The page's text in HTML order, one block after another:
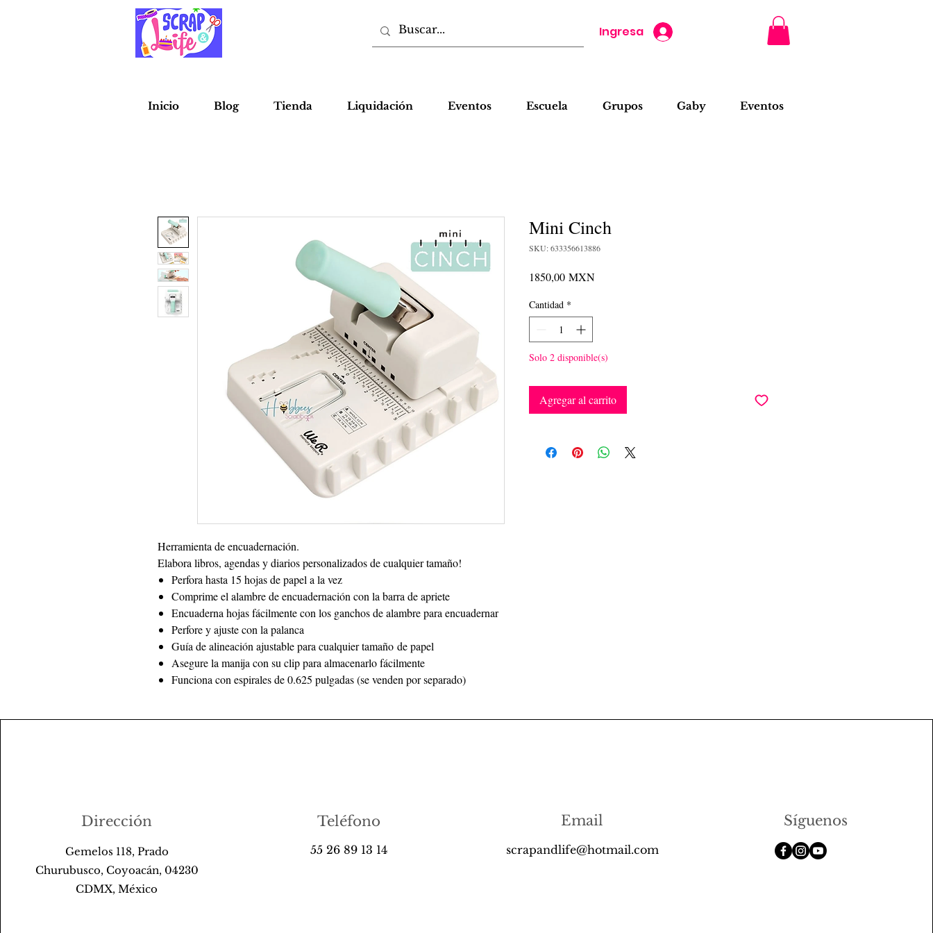
Ingresa
Inicio Blog Tienda Liquidación Eventos Escuela Grupos Gaby Eventos
Herramienta de encuadernación.
Elabora libros, agendas y diarios personalizados de cualquier tamaño!
Perfora hasta 15 hojas de papel a la vez
Comprime el alambre de encuadernación con la barra de apriete
Encuaderna hojas fácilmente con los ganchos de alambre para encuadernar
Perfore y ajuste con la palanca
Guía de alineación ajustable para cualquier tamaño de papel
Asegure la manija con su clip para almacenarlo fácilmente
Funciona con espirales de 0.625 pulgadas (se venden por separado)
Mini Cinch
SKU: 633356613886
1850,00 MXNPrecio
Cantidad *
Solo 2 disponible(s)
Agregar al carrito
Dirección
Gemelos 118, Prado
Churubusco, Coyoacán, 04230
CDMX, México
Teléfono
55 26 89 13 14
Email
scrapandlife@hotmail.com
Síguenos